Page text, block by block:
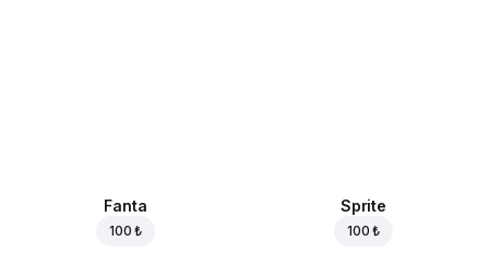
Fanta
100 ₺
Sprite
100 ₺